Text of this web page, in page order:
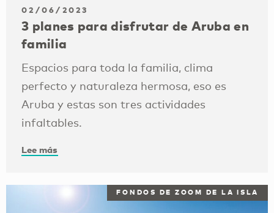
02/06/2023
3 planes para disfrutar de Aruba en
familia
Espacios para toda la familia, clima
perfecto y naturaleza hermosa, eso es
Aruba y estas son tres actividades
infaltables.
Lee más
FONDOS DE ZOOM DE LA ISLA